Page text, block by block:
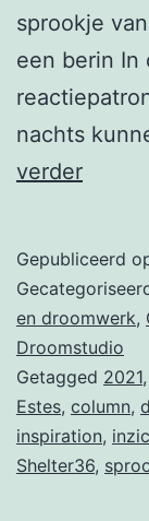
sprookje
een berin In
nachts
verderColumn
Gepubliceerd
en droomwerk,
Droomstudio
Getagged 2021,
Estes, column,
inspiration,
Shelter36,